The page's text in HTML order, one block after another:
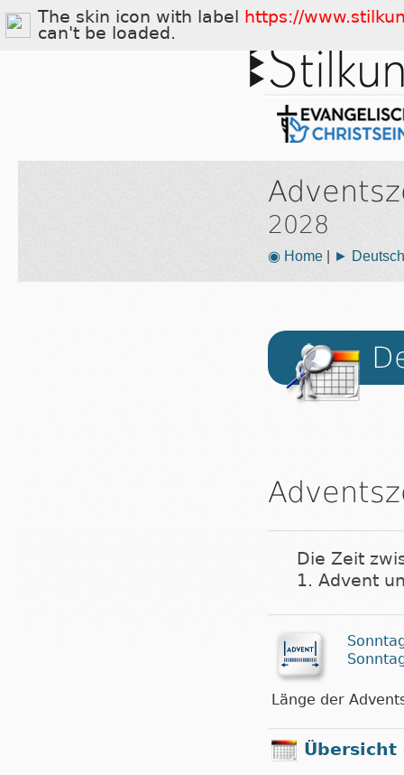
2028
◉ Home| ►
Die Zeit
1. Advent
Länge der
Übersicht
The skin icon with label
https://
can't be loaded.